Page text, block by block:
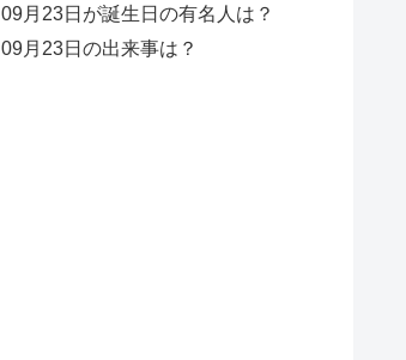
09月23日が誕生日の有名人は？
09月23日の出来事は？